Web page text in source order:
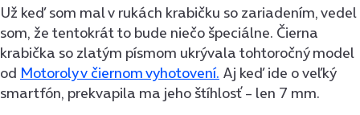
Už keď som mal v rukách krabičku so zariadením, vedel
som, že tentokrát to bude niečo špeciálne. Čierna
krabička so zlatým písmom ukrývala tohtoročný model
od Motoroly v čiernom vyhotovení. Aj keď ide o veľký
smartfón, prekvapila ma jeho štíhlosť – len 7 mm.